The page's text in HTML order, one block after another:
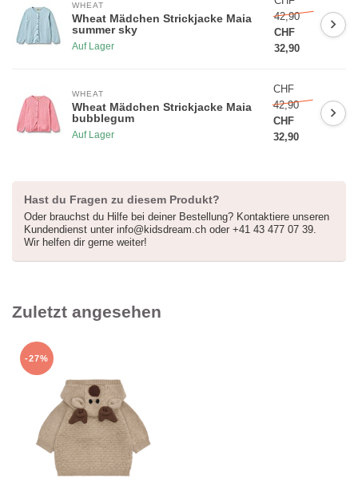
WHEAT
Wheat Mädchen Strickjacke Maia
summer sky
Auf Lager
42,90
CHF
32,90
WHEAT
Wheat Mädchen Strickjacke Maia
bubblegum
Auf Lager
CHF
42,90
CHF
32,90
Hast du Fragen zu diesem Produkt?
Oder brauchst du Hilfe bei deiner Bestellung? Kontaktiere unseren
Kundendienst unter info@kidsdream.ch oder +41 43 477 07 39.
Wir helfen dir gerne weiter!
Zuletzt angesehen
-27%